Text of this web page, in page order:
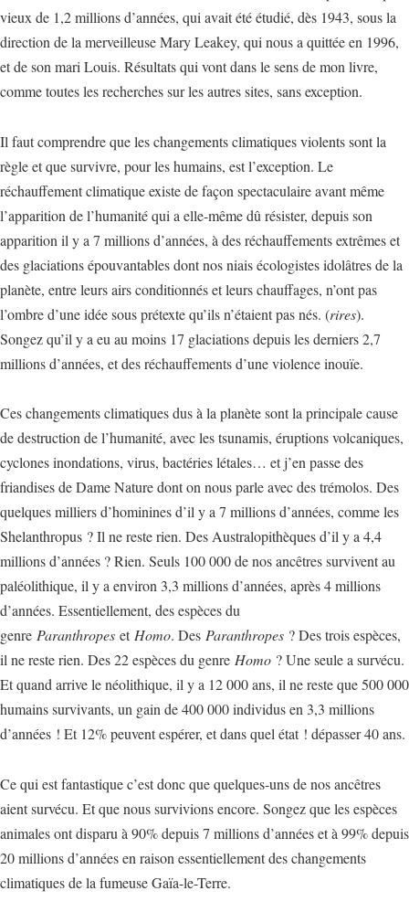
vieux de 1,2 millions d’années, qui avait été étudié, dès 1943, sous la
direction de la merveilleuse Mary Leakey, qui nous a quittée en 1996,
et de son mari Louis. Résultats qui vont dans le sens de mon livre,
comme toutes les recherches sur les autres sites, sans exception.
Il faut comprendre que les changements climatiques violents sont la
règle et que survivre, pour les humains, est l’exception. Le
réchauffement climatique existe de façon spectaculaire avant même
l’apparition de l’humanité qui a elle-même dû résister, depuis son
apparition il y a 7 millions d’années, à des réchauffements extrêmes et
des glaciations épouvantables dont nos niais écologistes idolâtres de la
planète, entre leurs airs conditionnés et leurs chauffages, n’ont pas
l’ombre d’une idée sous prétexte qu’ils n’étaient pas nés. (rires).
Songez qu’il y a eu au moins 17 glaciations depuis les derniers 2,7
millions d’années, et des réchauffements d’une violence inouïe.
Ces changements climatiques dus à la planète sont la principale cause
de destruction de l’humanité, avec les tsunamis, éruptions volcaniques,
cyclones inondations, virus, bactéries létales… et j’en passe des
friandises de Dame Nature dont on nous parle avec des trémolos. Des
quelques milliers d’hominines d’il y a 7 millions d’années, comme les
Shelanthropus ? Il ne reste rien. Des Australopithèques d’il y a 4,4
millions d’années ? Rien. Seuls 100 000 de nos ancêtres survivent au
paléolithique, il y a environ 3,3 millions d’années, après 4 millions
d’années. Essentiellement, des espèces du
genre Paranthropes et Homo. Des Paranthropes ? Des trois espèces,
il ne reste rien. Des 22 espèces du genre Homo ? Une seule a survécu.
Et quand arrive le néolithique, il y a 12 000 ans, il ne reste que 500 000
humains survivants, un gain de 400 000 individus en 3,3 millions
d’années ! Et 12% peuvent espérer, et dans quel état ! dépasser 40 ans.
Ce qui est fantastique c’est donc que quelques-uns de nos ancêtres
aient survécu. Et que nous survivions encore. Songez que les espèces
animales ont disparu à 90% depuis 7 millions d’années et à 99% depuis
20 millions d’années en raison essentiellement des changements
climatiques de la fumeuse Gaïa-le-Terre.